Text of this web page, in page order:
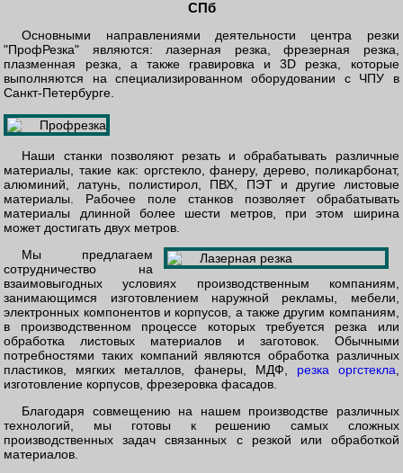
СПб
Основными направлениями деятельности центра резки
"ПрофРезка" являются: лазерная резка, фрезерная резка,
плазменная резка, а также гравировка и 3D резка, которые
выполняются на специализированном оборудовании с ЧПУ в
Санкт-Петербурге.
Наши станки позволяют резать и обрабатывать различные
материалы, такие как: оргстекло, фанеру, дерево, поликарбонат,
алюминий, латунь, полистирол, ПВХ, ПЭТ и другие листовые
материалы. Рабочее поле станков позволяет обрабатывать
материалы длинной более шести метров, при этом ширина
может достигать двух метров.
Мы предлагаем
сотрудничество на
взаимовыгодных условиях производственным компаниям,
занимающимся изготовлением наружной рекламы, мебели,
электронных компонентов и корпусов, а также другим компаниям,
в производственном процессе которых требуется резка или
обработка листовых материалов и заготовок. Обычными
потребностями таких компаний являются обработка различных
пластиков, мягких металлов, фанеры, МДФ, резка оргстекла
изготовление корпусов, фрезеровка фасадов.
Благодаря совмещению на нашем производстве различных
технологий, мы готовы к решению самых сложных
производственных задач связанных с резкой или обработкой
материалов.